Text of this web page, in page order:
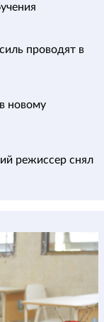
проводят в
новому
режиссер снял